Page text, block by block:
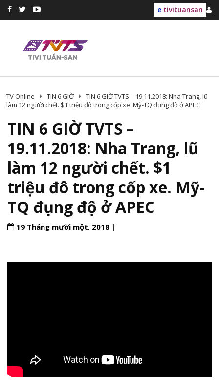
e tivituansan
TV Online TIN 6 GIỜ
TIN 6 GIỜ TVTS – 19.11.2018: Nha Trang, lũ
làm 12 người chết. $1 triệu đô trong cốp xe. Mỹ-TQ đụng độ ở APEC
TIN 6 GIỜ TVTS –
19.11.2018: Nha Trang, lũ
làm 12 người chết. $1
triệu đô trong cốp xe. Mỹ-
TQ đụng độ ở APEC
19 Tháng mười một, 2018 |